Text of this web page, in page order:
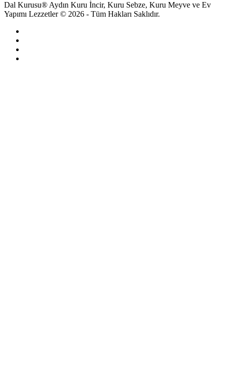
Dal Kurusu® Aydın Kuru İncir, Kuru Sebze, Kuru Meyve ve Ev
Yapımı Lezzetler © 2026 - Tüm Hakları Saklıdır.